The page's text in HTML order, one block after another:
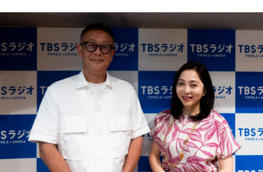
イベント・グッズ
YouTube
会社情報